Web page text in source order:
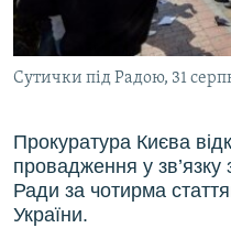
УКРАЇНСЬКА ПРОБЛЕМА
ІНФОГРАФІКА
ДОЛУЧАЙСЯ!
Усі сайти RFE/RL
Сутички під Радою, 31
Прокуратура Києва
провадження у зв’язку
Ради за чотирма
України.